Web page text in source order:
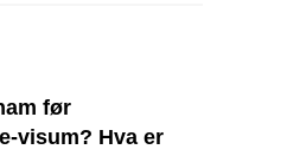
før
visum? Hva er